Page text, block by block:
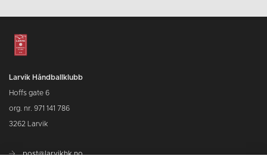
Larvik Håndballklubb
Hoffs gate 6
org. nr. 971 141 786
3262 Larvik
post@larvikhk.no